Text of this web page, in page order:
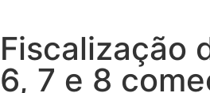
Fiscalização
6, 7 e 8